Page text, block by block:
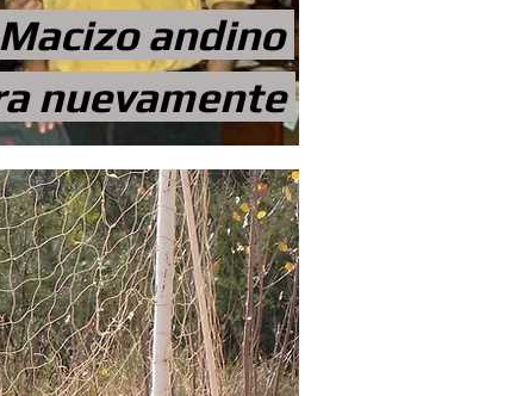
nuevamente
andino